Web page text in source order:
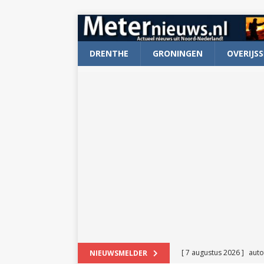
DRENTHE GRONINGEN
NIEUWSMELDER [ 7 augustus 2026 ]